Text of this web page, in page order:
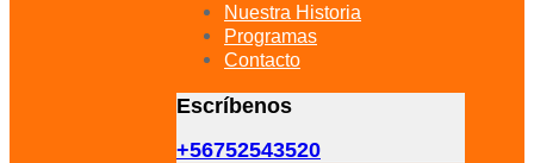
Nuestra Historia
Programas
Contacto
Escríbenos
+56752543520